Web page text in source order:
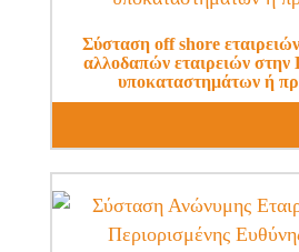
Σύσταση off shore
αλλοδαπών εταιρειών στην
υποκαταστημάτων ή